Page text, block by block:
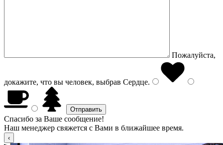
Пожалуйста,
докажите, что вы человек, выбрав Сердце.
Спасибо за Ваше сообщение!
Наш менеджер свяжется с Вами в ближайшее время.